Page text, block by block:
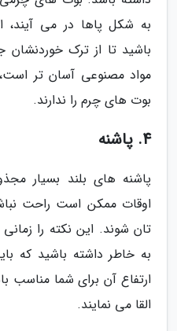
به شکل پاها در می آیند،
باشید تا از ترک خوردنشان
مواد مصنوعی آسان تر
بوت های چرم را ندارند.
4. پاشنه
پاشنه های بلند بسیار
اوقات ممکن است راحت
تان شوند. این نکته را
به خاطر داشته باشید که
ارتفاع آن برای شما مناسب
القا می نمایند.